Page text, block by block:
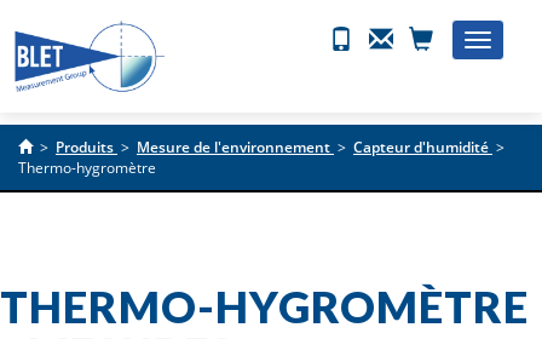
Toggle
> Produits > Mesure de l'environnement > Capteur d'humidité >
Thermo-hygromètre
THERMO-HYGROMÈTRE